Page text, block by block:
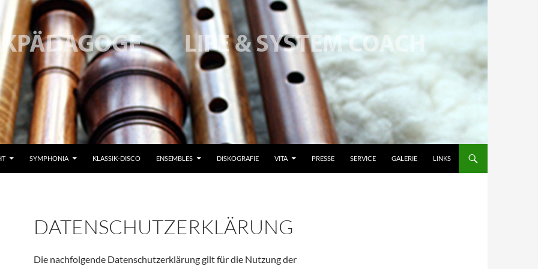
SYMPHONIA KLASSIK-DISCO ENSEMBLES DISKOGRAFIE VITA PRESSE SERVICE GALERIE LINKS
DATENSCHUTZERKLÄRUNG
Die nachfolgende Datenschutzerklärung gilt für die Nutzung der